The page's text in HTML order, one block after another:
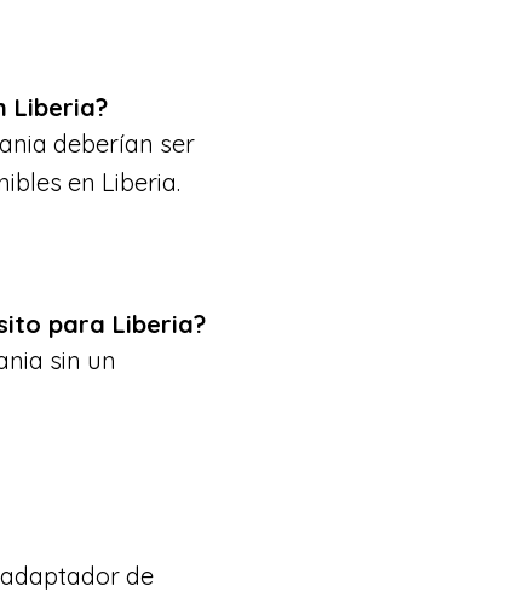
Liberia?
deberían ser
en Liberia.
para Liberia?
sin un
de